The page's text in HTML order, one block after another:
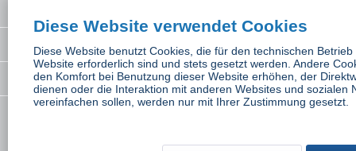
Rechtliches
Newsletter
Diese Website verwendet Cookies
Diese Website benutzt Cookies, die für den technischen Betrieb
Website erforderlich sind und stets gesetzt werden. Andere
den Komfort bei Benutzung dieser Website erhöhen, der
dienen oder die Interaktion mit anderen Websites und sozialen
vereinfachen sollen, werden nur mit Ihrer Zustimmung gesetzt.